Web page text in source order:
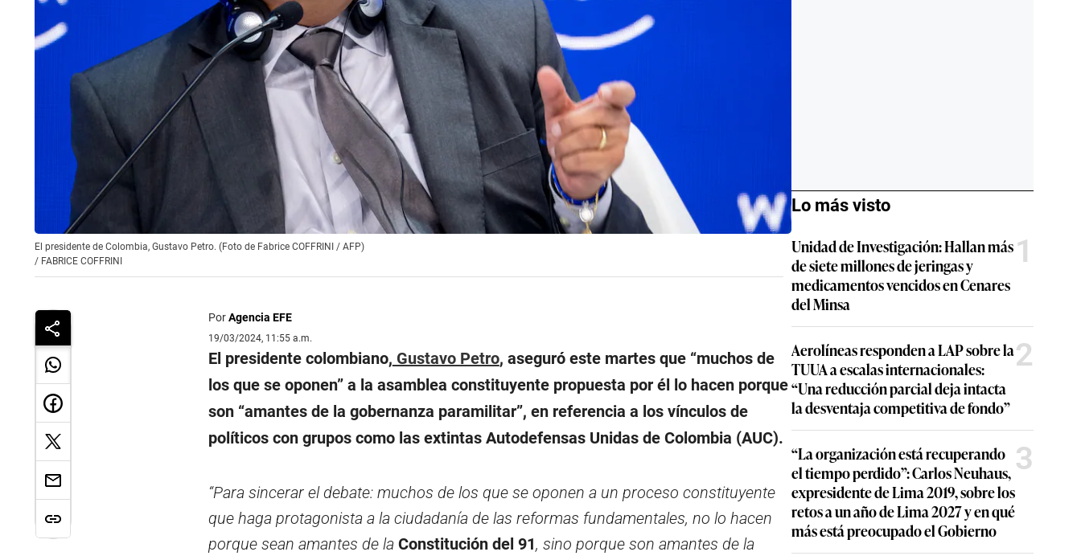
El presidente de Colombia, Gustavo Petro. (Foto de Fabrice COFFRINI / AFP)
/ FABRICE COFFRINI
PorAgencia EFE
19/03/2024, 11:55 a.m.
El presidente colombiano, Gustavo Petro, aseguró este martes que “muchos de
los que se oponen” a la asamblea constituyente propuesta por él lo hacen porque
son “amantes de la gobernanza paramilitar”, en referencia a los vínculos de
políticos con grupos como las extintas Autodefensas Unidas de Colombia (AUC).
“Para sincerar el debate: muchos de los que se oponen a un proceso constituyente
que haga protagonista a la ciudadanía de las reformas fundamentales, no lo hacen
porque sean amantes de la Constitución del 91, sino porque son amantes de la
Lo más visto
Unidad de Investigación: Hallan más
de siete millones de jeringas y
medicamentos vencidos en Cenares
del Minsa
1
Aerolíneas responden a LAP sobre la
TUUA a escalas internacionales:
“Una reducción parcial deja intacta
la desventaja competitiva de fondo”
2
“La organización está recuperando
el tiempo perdido”: Carlos Neuhaus,
expresidente de Lima 2019, sobre los
retos a un año de Lima 2027 y en qué
más está preocupado el Gobierno
3